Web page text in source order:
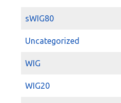
sWIG80
Uncategorized
WIG
WIG20